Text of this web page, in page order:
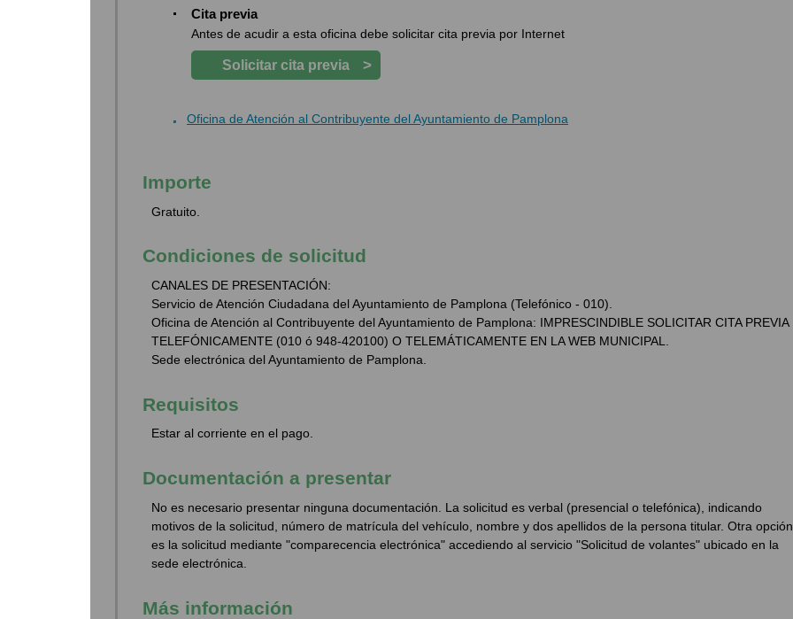
Cita previa
Antes de acudir a esta oficina debe solicitar cita previa por Internet
Solicitar cita previa >
Oficina de Atención al Contribuyente del Ayuntamiento de Pamplona
Importe
Gratuito.
Condiciones de solicitud
CANALES DE PRESENTACIÓN:
Servicio de Atención Ciudadana del Ayuntamiento de Pamplona (Telefónico - 010).
Oficina de Atención al Contribuyente del Ayuntamiento de Pamplona: IMPRESCINDIBLE SOLICITAR CITA PREVIA
TELEFÓNICAMENTE (010 ó 948-420100) O TELEMÁTICAMENTE EN LA WEB MUNICIPAL.
Sede electrónica del Ayuntamiento de Pamplona.
Requisitos
Estar al corriente en el pago.
Documentación a presentar
No es necesario presentar ninguna documentación. La solicitud es verbal (presencial o telefónica), indicando
motivos de la solicitud, número de matrícula del vehículo, nombre y dos apellidos de la persona titular. Otra opción
es la solicitud mediante "comparecencia electrónica" accediendo al servicio "Solicitud de volantes" ubicado en la
sede electrónica.
Más información